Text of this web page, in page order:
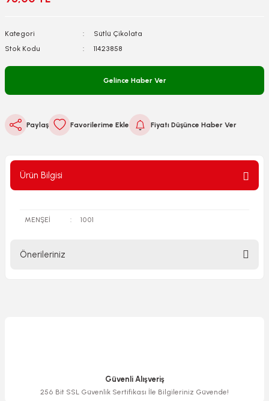
Kategori
Sütlü Çikolata
Stok Kodu
11423858
Gelince Haber Ver
Paylaş Fiyatı Düşünce Haber Ver
Ürün Bilgisi
MENŞEİ : 1001
Önerileriniz
Ürün bilgilerinde hatalar bulunuyor.
Güvenli Alışveriş
256 Bit SSL Güvenlik Sertifikası İle Bilgileriniz Güvende!